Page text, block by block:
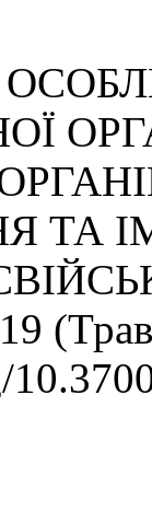
ТА